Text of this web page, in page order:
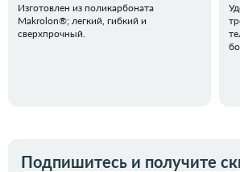
Изготовлен из поликарбоната
Makrolon®️; легкий, гибкий и
сверхпрочный.
Подпишитесь и получите